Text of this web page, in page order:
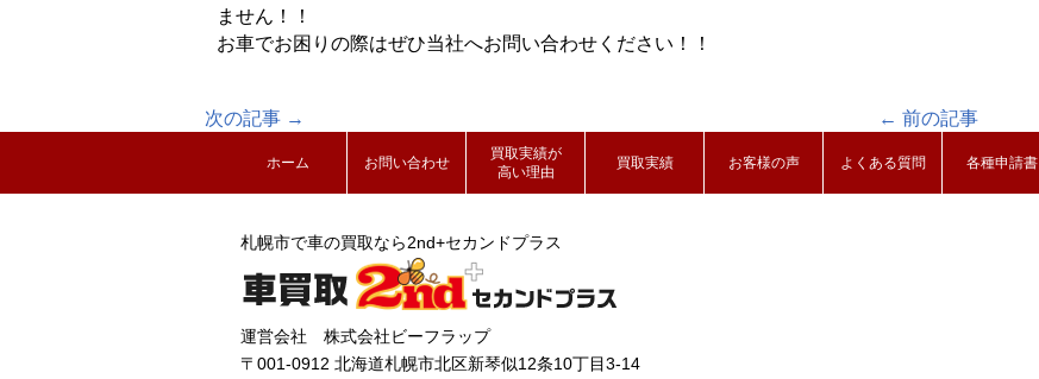
ません！！
お車でお困りの際はぜひ当社へお問い合わせください！！
次の記事 → ← 前の記事
ホーム お問い合わせ
買取実績が
高い理由
買取実績 お客様の声 よくある質問 各種申請書
札幌市で車の買取なら2nd+セカンドプラス
運営会社 株式会社ビーフラップ
〒001-0912 北海道札幌市北区新琴似12条10丁目3-14